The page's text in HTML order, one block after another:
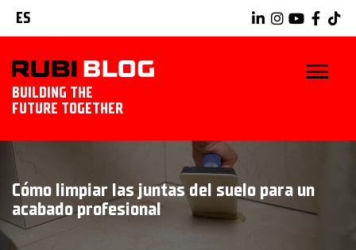
ES
BUILDING THE
FUTURE TOGETHER
TRUCOS Y CONSEJOS
IDEAS Y PROYECTOS
Cómo limpiar las juntas del suelo para un
acabado profesional